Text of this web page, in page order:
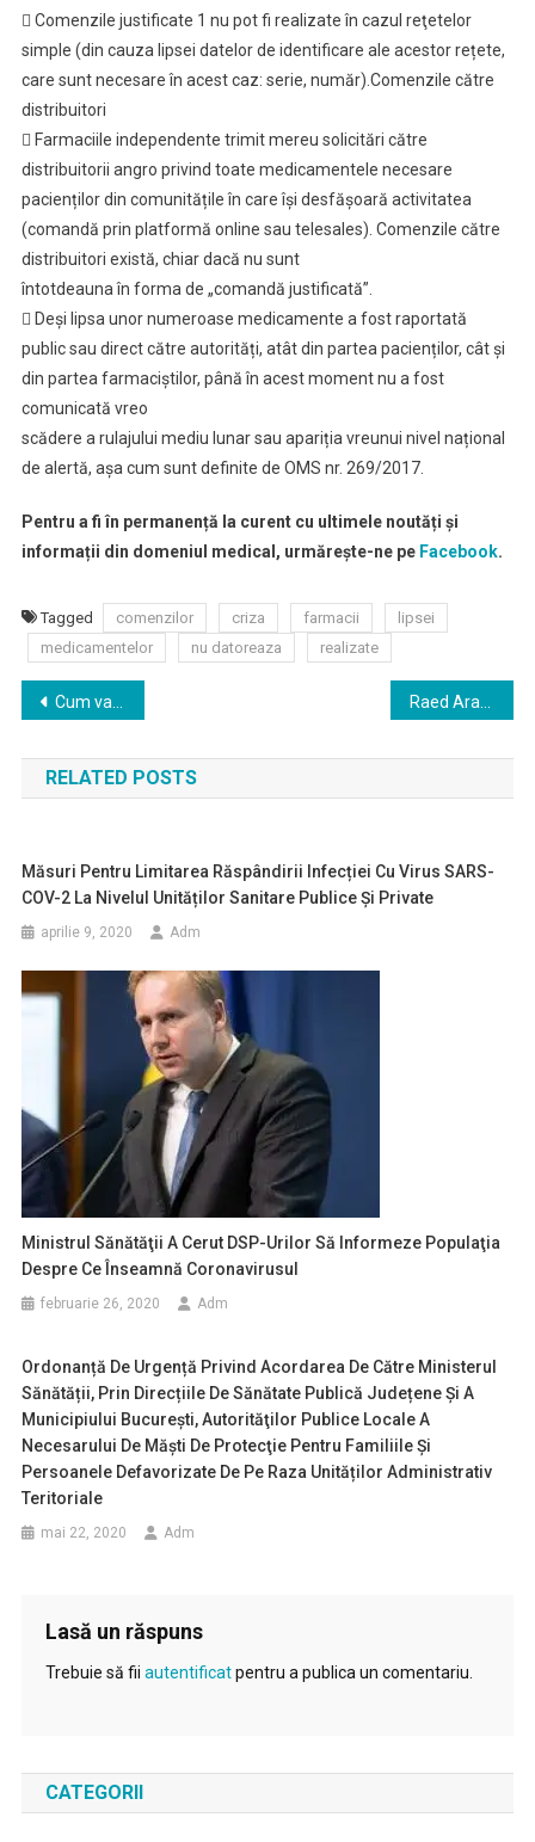
 Comenzile justificate 1 nu pot fi realizate în cazul reţetelor
simple (din cauza lipsei datelor de identificare ale acestor rețete,
care sunt necesare în acest caz: serie, număr).Comenzile către
distribuitori
 Farmaciile independente trimit mereu solicitări către
distribuitorii angro privind toate medicamentele necesare
pacienților din comunitățile în care își desfășoară activitatea
(comandă prin platformă online sau telesales). Comenzile către
distribuitori există, chiar dacă nu sunt
întotdeauna în forma de „comandă justificată”.
 Deși lipsa unor numeroase medicamente a fost raportată
public sau direct către autorități, atât din partea pacienților, cât și
din partea farmaciștilor, până în acest moment nu a fost
comunicată vreo
scădere a rulajului mediu lunar sau apariția vreunui nivel național
de alertă, așa cum sunt definite de OMS nr. 269/2017.
Pentru a fi în permanență la curent cu ultimele noutăți și
informații din domeniul medical, urmărește-ne pe Facebook.
Tagged comenzilor criza farmacii
lipsei
medicamentelor
nu datoreaza realizate
Navigare
în
articole
Cum va fi plătit sporul de risc, de 2.500 de lei, personalului medical implicat în lupta cu Covid-19
RELATED POSTS
Măsuri Pentru Limitarea Răspândirii Infecției Cu Virus SARS-
COV-2 La Nivelul Unităților Sanitare Publice Și Private
aprilie 9, 2020 Adm
Ministrul Sănătăţii A Cerut DSP-Urilor Să Informeze Populaţia
Despre Ce Înseamnă Coronavirusul
februarie 26, 2020 Adm
Ordonanță De Urgență Privind Acordarea De Către Ministerul
Sănătății, Prin Direcțiile De Sănătate Publică Județene Și A
Municipiului București, Autorităţilor Publice Locale A
Necesarului De Măşti De Protecţie Pentru Familiile Și
Persoanele Defavorizate De Pe Raza Unităților Administrativ
Teritoriale
mai 22, 2020 Adm
Lasă un răspuns
Trebuie să fii autentificatpentru a publica un comentariu.
CATEGORII